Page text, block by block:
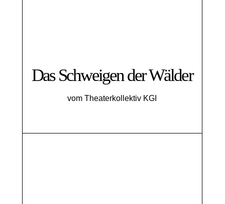
Das Schweigen der Wälder
vom Theaterkollektiv KGI